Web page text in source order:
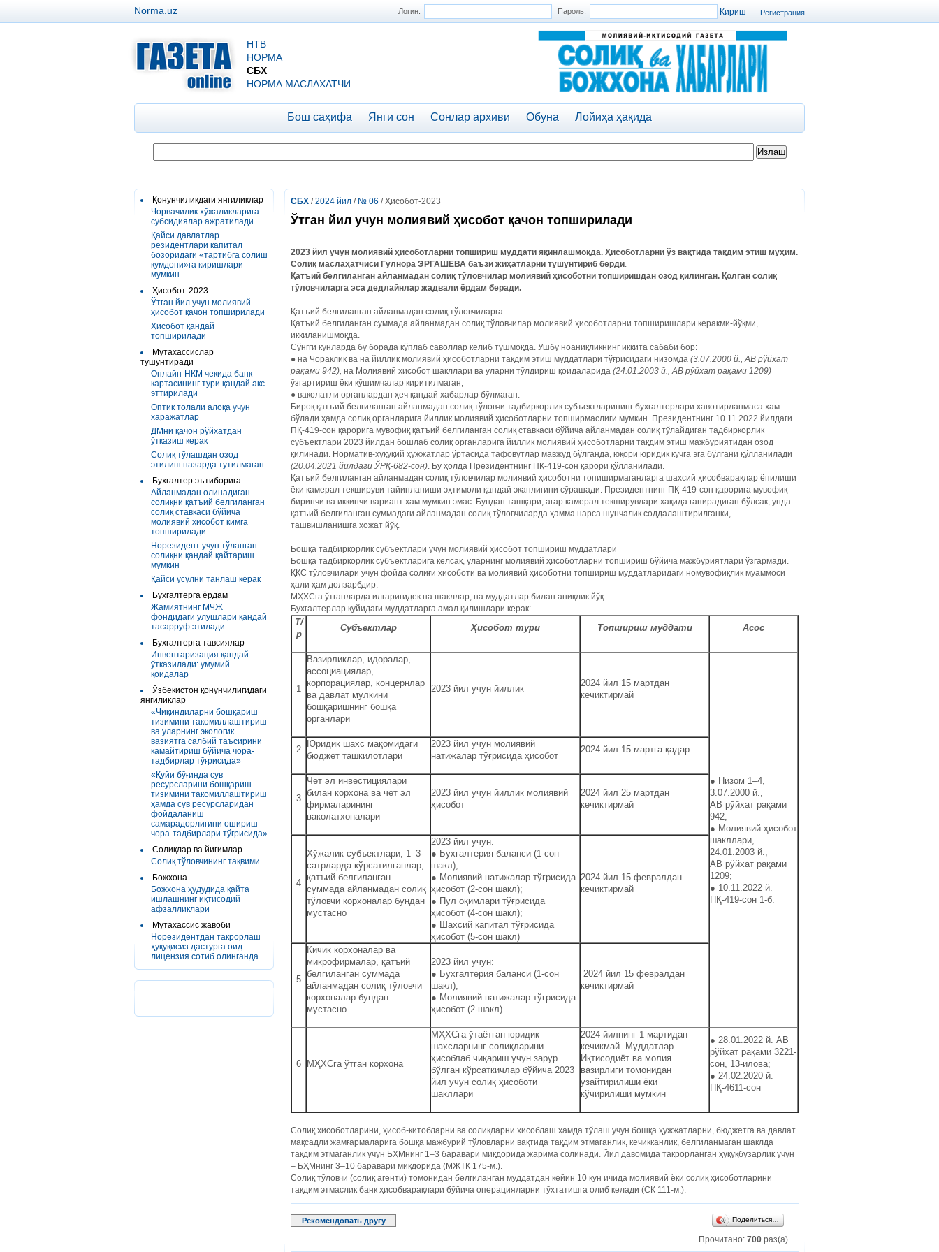
Регистрация
Логин: Пароль:
Norma.uz
НТВ
НОРМА
СБХ
НОРМА МАСЛАХАТЧИ
Бош саҳифа Янги сон Сонлар архиви Обуна Лойиҳа ҳақида
Қонунчиликдаги янгиликлар
Чорвачилик хўжаликларига
субсидиялар ажратилади
Қайси давлатлар
резидентлари капитал
бозоридаги «тартибга солиш
қумдони»га киришлари
мумкин
Ҳисобот-2023
Ўтган йил учун молиявий
ҳисобот қачон топширилади
Ҳисобот қандай
топширилади
Мутахассислар
тушунтиради
Онлайн-НКМ чекида банк
картасининг тури қандай акс
эттирилади
Оптик толали алоқа учун
харажатлар
ДМни қачон рўйхатдан
ўтказиш керак
Солиқ тўлашдан озод
этилиш назарда тутилмаган
Бухгалтер эътиборига
Айланмадан олинадиган
солиқни қатъий белгиланган
солиқ ставкаси бўйича
молиявий ҳисобот кимга
топширилади
Норезидент учун тўланган
солиқни қандай қайтариш
мумкин
Қайси усулни танлаш керак
Бухгалтерга ёрдам
Жамиятнинг МЧЖ
фондидаги улушлари қандай
тасарруф этилади
Бухгалтерга тавсиялар
Инвентаризация қандай
ўтказилади: умумий
қоидалар
Ўзбекистон қонунчилигидаги
янгиликлар
«Чиқиндиларни бошқариш
тизимини такомиллаштириш
ва уларнинг экологик
вазиятга салбий таъсирини
камайтириш бўйича чора-
тадбирлар тўғрисида»
«Қуйи бўғинда сув
ресурсларини бошқариш
тизимини такомиллаштириш
ҳамда сув ресурсларидан
фойдаланиш
самарадорлигини ошириш
чора-тадбирлари тўғрисида»
Солиқлар ва йиғимлар
Солиқ тўловчининг тақвими
Божхона
Божхона ҳудудида қайта
ишлашнинг иқтисодий
афзалликлари
Мутахассис жавоби
Норезидентдан такрорлаш
ҳуқуқисиз дастурга оид
лицензия сотиб олинганда…
СБХ /2024 йил / № 06 / Ҳисобот-2023
Ўтган йил учун молиявий ҳисобот қачон топширилади
2023 йил учун молиявий ҳисоботларни топшириш муддати яқинлашмоқда. Ҳисоботларни ўз вақтида тақдим этиш муҳим.
Солиқ маслаҳатчиси Гулнора ЭРГАШЕВА баъзи жиҳатларни тушунтириб берди.
Қатъий белгиланган айланмадан солиқ тўловчилар молиявий ҳисоботни топширишдан озод қилинган. Қолган солиқ
тўловчиларга эса дедлайнлар жадвали ёрдам беради.
Қатъий белгиланган айланмадан солиқ тўловчиларга
Қатъий белгиланган суммада айланмадан солиқ тўловчилар молиявий ҳисоботларни топширишлари керакми-йўқми,
иккиланишмоқда.
Сўнгги кунларда бу борада кўплаб саволлар келиб тушмоқда. Ушбу ноаниқликнинг иккита сабаби бор:
● на Чораклик ва на йиллик молиявий ҳисоботларни тақдим этиш муддатлари тўғрисидаги низомда (3.07.2000 й., АВ рўйхат
рақами ­942), на Молиявий ҳисобот шакллари ва уларни тўлдириш қоидаларида (24.01.2003 й., АВ рўйхат рақами 1209)
ўзгартириш ёки қўшимчалар киритилмаган;
● ваколатли органлардан ҳеч қандай хабарлар бўлмаган.
Бироқ қатъий белгиланган айланмадан солиқ тўловчи тадбиркорлик субъектларининг бухгалтерлари хавотирланмаса ҳам
бўлади ҳамда солиқ органларига йиллик молиявий ҳисоботларни топширмаслиги мумкин. Президентнинг 10.11.2022 йилдаги
ПҚ-419-сон қарорига мувофиқ ­қатъий белгиланган солиқ ставкаси бўйича айланмадан солиқ тўлайдиган тадбиркорлик
субъектлари 2023 йилдан бошлаб солиқ органларига йиллик молиявий ҳисоботларни тақдим этиш мажбуриятидан озод
қилинади. Норматив-ҳуқуқий ҳужжатлар ўртасида тафовутлар мавжуд бўлганда, юқори юридик кучга эга бўлгани қўлланилади
(20.04.2021 йилдаги ­ЎРҚ-682-сон). Бу ҳолда Президентнинг ­ПҚ-419-сон қарори қўлланилади.
Қатъий белгиланган айланмадан солиқ тўловчилар молиявий ҳисоботни топиширмаганларга шахсий ҳисобварақлар ёпилиши
ёки камерал текшируви тайинланиши эҳтимоли қандай эканлигини сўрашади. Президентнинг ПҚ-419-сон қарорига мувофиқ
биринчи ва иккинчи вариант ҳам мумкин эмас. Бундан ташқари, агар камерал текширувлари ҳақида гапирадиган бўлсак, унда
қатъий белгиланган суммадаги айланмадан солиқ тўловчиларда ҳамма нарса шунчалик соддалаштирилганки,
ташвишланишга ҳожат йўқ.
Бошқа тадбиркорлик субъектлари учун молиявий ҳисобот топшириш муддатлари
Бошқа тадбиркорлик субъектларига келсак, уларнинг молиявий ҳисоботларни топшириш бўйича мажбуриятлари ўзгармади.
ҚҚС тўловчилари учун фойда солиғи ҳисоботи ва молиявий ҳисоботни топшириш муддатларидаги номувофиқлик муаммоси
ҳали ҳам долзарбдир.
МҲХСга ўтганларда илгаригидек на шакллар, на муддатлар билан аниқлик йўқ.
Бухгалтерлар қуйидаги муддатларга амал қилишлари керак:
Т/
р
Субъектлар Ҳисобот тури Топшириш муддати Асос
1
Вазирликлар, идоралар,
ассоциациялар,
корпорациялар, концернлар
ва давлат мулкини
бошқаришнинг бошқа
органлари
2023 йил учун йиллик
2024 йил 15 мартдан
кечиктирмай
● Низом 1–4,
3.07.2000 й.,
АВ рўйхат рақами
942;
● Молиявий ҳисобот
шакллари,
24.01.2003 й.,
АВ рўйхат рақами
1209;
● 10.11.2022 й.
ПҚ-419-сон 1-б.
2
Юридик шахс мақомидаги
бюджет ташкилотлари
2023 йил учун молиявий
натижалар тўғрисида ҳисобот
2024 йил 15 мартга қадар
3
Чет эл инвестициялари
билан корхона ва чет эл
фирмаларининг
ваколатхоналари
2023 йил учун йиллик молиявий
ҳисобот
2024 йил 25 мартдан
кечиктирмай
4
Хўжалик субъектлари, 1–3-
сатрларда кўрсатилганлар,
қатъий белгиланган
суммада айланмадан солиқ
тўловчи корхоналар бундан
мустасно
2023 йил учун:
● Бухгалтерия баланси (1-сон
шакл);
● Молиявий натижалар тўғрисида
ҳисобот (2-сон шакл);
● Пул оқимлари тўғрисида
ҳисобот (4-сон шакл);
● Шахсий капитал тўғрисида
ҳисобот (5-сон шакл)
2024 йил 15 февралдан
кечиктирмай
5
Кичик корхоналар ва
микрофирмалар, қатъий
белгиланган суммада
айланмадан солиқ тўловчи
корхоналар бундан
мустасно
2023 йил учун:
● Бухгалтерия баланси (1-сон
шакл);
● Молиявий натижалар тўғрисида
ҳисобот (2-шакл)
2024 йил 15 февралдан
кечиктирмай
6 МҲХСга ўтган корхона
МҲХСга ўтаётган юридик
шахсларнинг солиқларини
ҳисоблаб чиқариш учун зарур
бўлган кўрсаткичлар бўйича 2023
йил учун солиқ ҳисоботи
шакллари
2024 йилнинг 1 мартидан
кечикмай. Муддатлар
Иқтисодиёт ва молия
вазирлиги томонидан
узайтирилиши ёки
кўчирилиши мумкин
● 28.01.2022 й. АВ
рўйхат рақами 3221-
сон, 13-илова;
● 24.02.2020 й.
ПҚ-4611-сон
Солиқ ҳисоботларини, ҳисоб-китобларни ва солиқларни ҳисоблаш ҳамда тўлаш учун бошқа ҳужжатларни, бюджетга ва давлат
мақсадли жамғармаларига бошқа мажбурий тўловларни вақтида тақдим этмаганлик, кечикканлик, белгиланмаган шаклда
тақдим этмаганлик учун БҲМнинг 1–3 баравари миқдорида жарима солинади. Йил давомида такрорланган ҳуқуқбузарлик учун
– БҲМнинг 3–10 баравари миқдорида (МЖТК 175-м.).
Солиқ тўловчи (солиқ агенти) томонидан белгиланган муддатдан кейин 10 кун ичида молиявий ёки солиқ ҳисоботларини
тақдим этмаслик банк ҳисобварақлари бўйича операцияларни тўхтатишга олиб келади (СК 111-м.).
Рекомендовать другу Поделиться…
Прочитано: 700 раз(а)